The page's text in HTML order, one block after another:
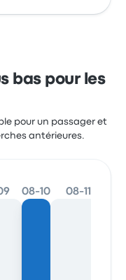
bas pour les
pour un passager et
antérieures.
08-10 08-11